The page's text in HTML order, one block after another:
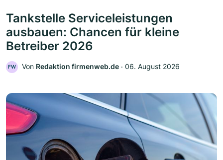
Tankstelle Serviceleistungen
ausbauen: Chancen für kleine
Betreiber 2026
FW Von Redaktion firmenweb.de ‧ 06. August 2026